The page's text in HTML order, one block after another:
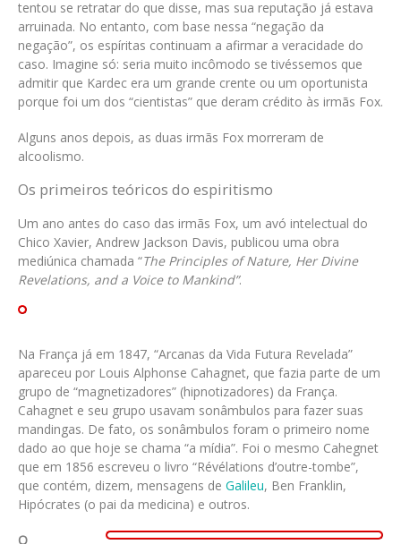
tentou se retratar do que disse, mas sua reputação já estava
arruinada. No entanto, com base nessa “negação da
negação”, os espíritas continuam a afirmar a veracidade do
caso. Imagine só: seria muito incômodo se tivéssemos que
admitir que Kardec era um grande crente ou um oportunista
porque foi um dos “cientistas” que deram crédito às irmãs Fox.
Alguns anos depois, as duas irmãs Fox morreram de
alcoolismo.
Os primeiros teóricos do espiritismo
Um ano antes do caso das irmãs Fox, um avó intelectual do
Chico Xavier, Andrew Jackson Davis, publicou uma obra
mediúnica chamada “The Principles of Nature, Her Divine
Revelations, and a Voice to Mankind”.
Na França já em 1847, “Arcanas da Vida Futura Revelada”
apareceu por Louis Alphonse Cahagnet, que fazia parte de um
grupo de “magnetizadores” (hipnotizadores) da França.
Cahagnet e seu grupo usavam sonâmbulos para fazer suas
mandingas. De fato, os sonâmbulos foram o primeiro nome
dado ao que hoje se chama “a mídia”. Foi o mesmo Cahegnet
que em 1856 escreveu o livro “Révélations d’outre-tombe”,
que contém, dizem, mensagens de Galileu, Ben Franklin,
Hipócrates (o pai da medicina) e outros.
O